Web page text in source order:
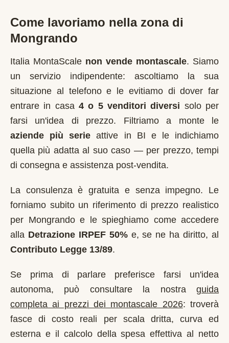
Come lavoriamo nella zona di
Mongrando
Italia MontaScale non vende montascale. Siamo
un servizio indipendente: ascoltiamo la sua
situazione al telefono e le evitiamo di dover far
entrare in casa 4 o 5 venditori diversi solo per
farsi un'idea di prezzo. Filtriamo a monte le
aziende più serie attive in BI e le indichiamo
quella più adatta al suo caso — per prezzo, tempi
di consegna e assistenza post-vendita.
La consulenza è gratuita e senza impegno. Le
forniamo subito un riferimento di prezzo realistico
per Mongrandoe le spieghiamo come accedere
alla Detrazione IRPEF 50%e, se ne ha diritto, al
Contributo Legge 13/89.
Se prima di parlare preferisce farsi un'idea
autonoma, può consultare la nostra
guida
completa ai prezzi dei montascale 2026: troverà
fasce di costo reali per scala dritta, curva ed
esterna e il calcolo della spesa effettiva al netto